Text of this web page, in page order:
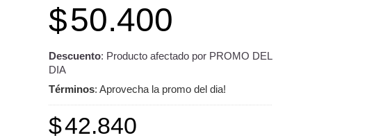
$50.400
Descuento: Producto afectado por PROMO DEL
DIA
Términos: Aprovecha la promo del dia!
$42.840